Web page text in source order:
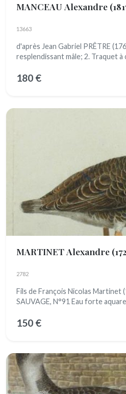
MANCEAU Alexandre
13663
d'après Jean Gabriel PRÊTRE
resplendissant mâle; 2. Traquet à
180 €
MARTINET Alexandre
2782
Fils de François Nicolas Martinet
SAUVAGE, N°91 Eau forte
150 €